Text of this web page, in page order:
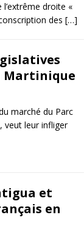
l’extrême droite «
des […]
Martinique
marché du Parc
veut leur infliger
et
en